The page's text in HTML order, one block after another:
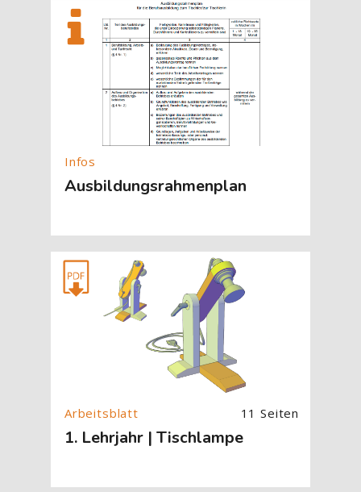
[Cocoon] About (Text with Image) überspringen
Ausbildungsrahmenplan
[Cocoon] About (Text with Image) überspringen
11 Seiten
1. Lehrjahr | Tischlampe